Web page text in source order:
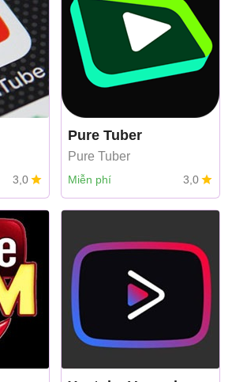
3,0
Pure Tuber
Pure Tuber
Miễn phí 3,0